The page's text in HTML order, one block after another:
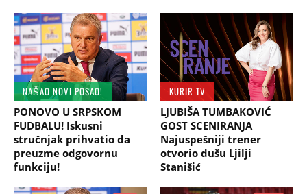
NAŠAO NOVI POSAO!
PONOVO U SRPSKOM
FUDBALU! Iskusni
stručnjak prihvatio da
preuzme odgovornu
funkciju!
KURIR TV
LJUBIŠA TUMBAKOVIĆ
GOST SCENIRANJA
Najuspešniji trener
otvorio dušu Ljilji
Stanišić